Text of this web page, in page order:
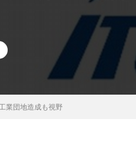
業団地造成も視野